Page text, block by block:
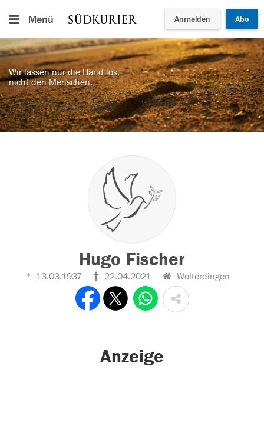
Menü Anmelden Abo
Wir lassen nur die Hand los,
nicht den Menschen.
Hugo Fischer
13.03.1937 22.04.2021 Wolterdingen
Anzeige